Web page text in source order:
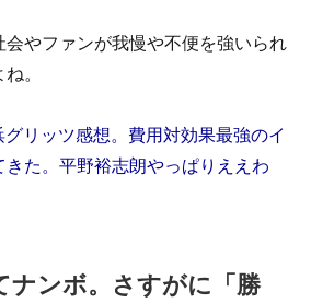
やファンが我慢や不便を強いられ
。
リッツ感想。費用対効果最強のイ
た。平野裕志朗やっぱりええわ
ナンボ。さすがに「勝